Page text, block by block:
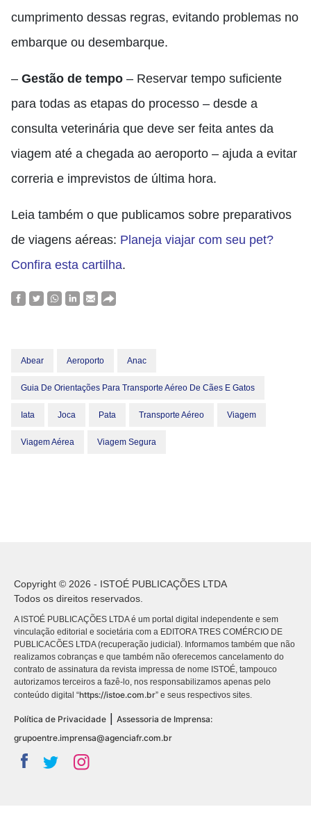
cumprimento dessas regras, evitando problemas no
embarque ou desembarque.
– Gestão de tempo – Reservar tempo suficiente
para todas as etapas do processo – desde a
consulta veterinária que deve ser feita antes da
viagem até a chegada ao aeroporto – ajuda a evitar
correria e imprevistos de última hora.
Leia também o que publicamos sobre preparativos
de viagens aéreas: Planeja viajar com seu pet?
Confira esta cartilha.
Abear Aeroporto Anac
Guia De Orientações Para Transporte Aéreo De Cães E Gatos
Iata Joca Pata Transporte Aéreo Viagem
Viagem Aérea Viagem Segura
Copyright © 2026 - ISTOÉ PUBLICAÇÕES LTDA
Todos os direitos reservados.
A ISTOÉ PUBLICAÇÕES LTDA é um portal digital independente e sem
vinculação editorial e societária com a EDITORA TRES COMÉRCIO DE
PUBLICACÕES LTDA (recuperação judicial). Informamos também que não
realizamos cobranças e que também não oferecemos cancelamento do
contrato de assinatura da revista impressa de nome ISTOÉ, tampouco
autorizamos terceiros a fazê-lo, nos responsabilizamos apenas pelo
conteúdo digital “https://istoe.com.br” e seus respectivos sites.
Política de Privacidade
Assessoria de Imprensa:
grupoentre.imprensa@agenciafr.com.br